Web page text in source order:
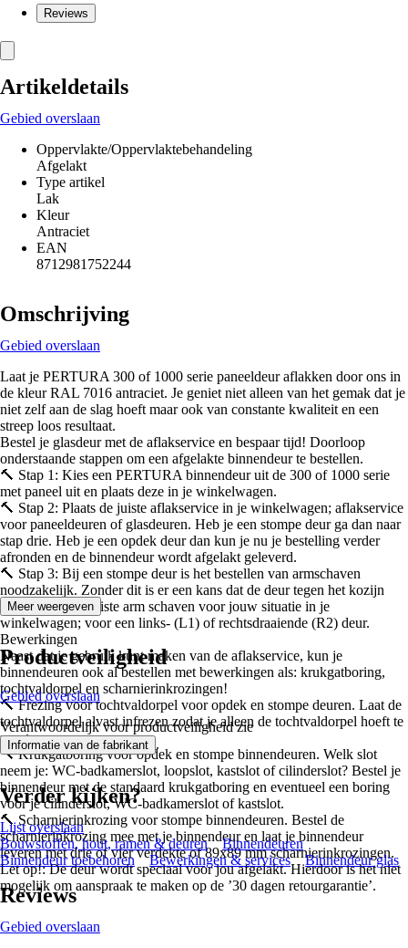
Reviews
Artikeldetails
Gebied overslaan
Oppervlakte/Oppervlaktebehandeling
Afgelakt
Type artikel
Lak
Kleur
Antraciet
EAN
8712981752244
Omschrijving
Gebied overslaan
Laat je PERTURA 300 of 1000 serie paneeldeur aflakken door ons in
de kleur RAL 7016 antraciet. Je geniet niet alleen van het gemak dat je
niet zelf aan de slag hoeft maar ook van constante kwaliteit en een
streep loos resultaat.
Bestel je glasdeur met de aflakservice en bespaar tijd! Doorloop
onderstaande stappen om een afgelakte binnendeur te bestellen.
🔨 Stap 1: Kies een PERTURA binnendeur uit de 300 of 1000 serie
met paneel uit en plaats deze in je winkelwagen.
🔨 Stap 2: Plaats de juiste aflakservice in je winkelwagen; aflakservice
voor paneeldeuren of glasdeuren. Heb je een stompe deur ga dan naar
stap drie. Heb je een opdek deur dan kun je nu je bestelling verder
afronden en de binnendeur wordt afgelakt geleverd.
🔨 Stap 3: Bij een stompe deur is het bestellen van armschaven
noodzakelijk. Zonder dit is er een kans dat de deur tegen het kozijn
stoot. Plaats de juiste arm schaven voor jouw situatie in je
winkelwagen; voor een links- (L1) of rechtsdraaiende (R2) deur.
Bewerkingen
Naast dat je gebruik kunt maken van de aflakservice, kun je
binnendeuren ook al bestellen met bewerkingen als: krukgatboring,
tochtvaldorpel en scharnierinkrozingen!
🔨 Frezing voor tochtvaldorpel voor opdek en stompe deuren. Laat de
tochtvaldorpel alvast infrezen zodat je alleen de tochtvaldorpel hoeft te
monteren.
🔨 Krukgatboring voor opdek en stompe binnendeuren. Welk slot
neem je: WC-badkamerslot, loopslot, kastslot of cilinderslot? Bestel je
binnendeur met de standaard krukgatboring en eventueel een boring
voor je cilinderslot, WC-badkamerslot of kastslot.
🔨 Scharnierinkrozing voor stompe binnendeuren. Bestel de
scharnierinkrozing mee met je binnendeur en laat je binnendeur
leveren met drie of vier verdekte of 89x89 mm scharnierinkrozingen.
Let op!: De deur wordt speciaal voor jou afgelakt. Hierdoor is het niet
mogelijk om aanspraak te maken op de ’30 dagen retourgarantie’.
Meer weergeven
Productveiligheid
Gebied overslaan
Verantwoordelijk voor productveiligheid zie
Informatie van de fabrikant .
Verder kijken?
Lijst overslaan
Bouwstoffen, hout, ramen & deuren
Binnendeuren
Binnendeur toebehoren
Bewerkingen & services Binnendeur glas
Reviews
Gebied overslaan